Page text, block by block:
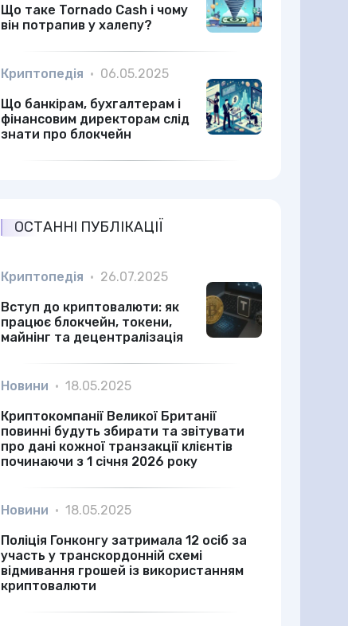
Що таке Tornado Cash і чому
він потрапив у халепу?
Криптопедія • 06.05.2025
Що банкірам, бухгалтерам і
фінансовим директорам слід
знати про блокчейн
ОСТАННІ ПУБЛІКАЦІЇ
Криптопедія • 26.07.2025
Вступ до криптовалюти: як
працює блокчейн, токени,
майнінг та децентралізація
Новини • 18.05.2025
Криптокомпанії Великої Британії
повинні будуть збирати та звітувати
про дані кожної транзакції клієнтів
починаючи з 1 січня 2026 року
Новини • 18.05.2025
Поліція Гонконгу затримала 12 осіб за
участь у транскордонній схемі
відмивання грошей із використанням
криптовалюти